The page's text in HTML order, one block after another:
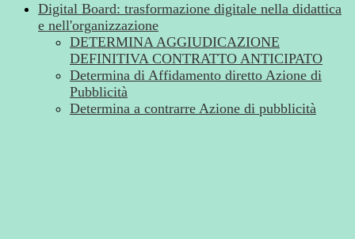
Digital Board: trasformazione digitale nella didattica
e nell'organizzazione
DETERMINA AGGIUDICAZIONE
DEFINITIVA CONTRATTO ANTICIPATO
Determina di Affidamento diretto Azione di
Pubblicità
Determina a contrarre Azione di pubblicità